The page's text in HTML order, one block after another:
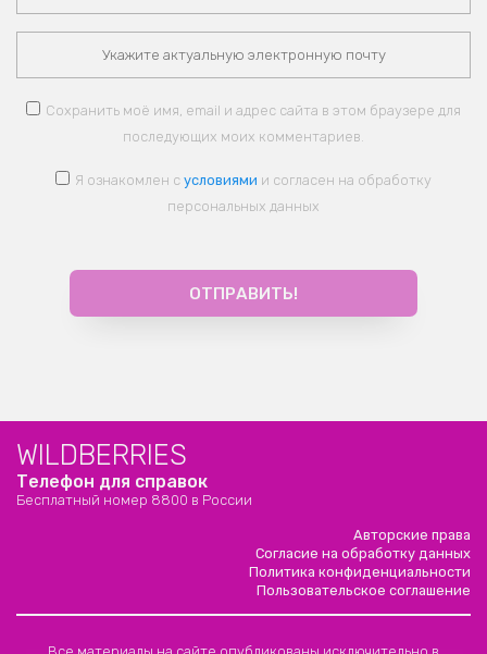
Сохранить моё имя, email и адрес сайта в этом браузере для
последующих моих комментариев.
Я ознакомлен с условиями и согласен на обработку
персональных данных
WILDBERRIES
Телефон для справок
Бесплатный номер 8800 в России
Авторские права
Согласие на обработку данных
Политика конфиденциальности
Пользовательское соглашение